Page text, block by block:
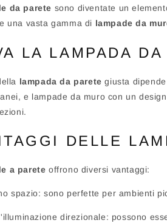
da parete sono diventate un
una vasta gamma di lampade da
LA LAMPADA
lampada da parete giusta
e lampade da muro con un
DELLE
a parete offrono diversi vantaggi:
spazio: sono perfette per ambienti
direzionale: possono